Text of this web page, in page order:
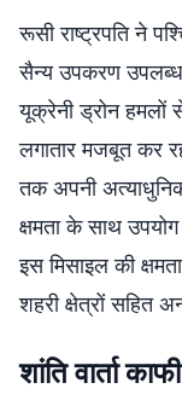
रूसी राष्ट्रपति ने
सैन्य उपकरण उपलब्ध
यूक्रेनी ड्रोन हमलों
लगातार मजबूत कर
तक अपनी
क्षमता के साथ
इस मिसाइल की
शहरी क्षेत्रों सहित
शांति वार्ता